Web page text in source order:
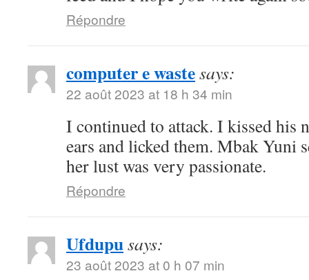
Répondre
computer e wastesays:
22 août 2023 at 18 h 34 min
I continued to attack. I kissed his
ears and licked them. Mbak Yuni
her lust was very passionate.
Répondre
Ufdupusays:
23 août 2023 at 0 h 07 min